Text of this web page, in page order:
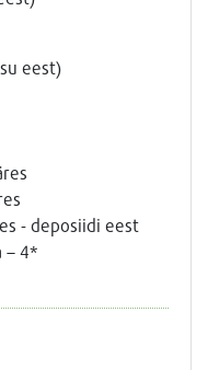
eest)
- deposiidi eest
– 4*